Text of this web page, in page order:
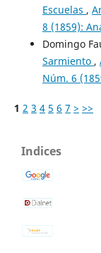
Escuelas ,
8 (1859):
Domingo
Sarmiento ,
Núm. 6
1 2 3 4 5 6 7 > >>
Indices